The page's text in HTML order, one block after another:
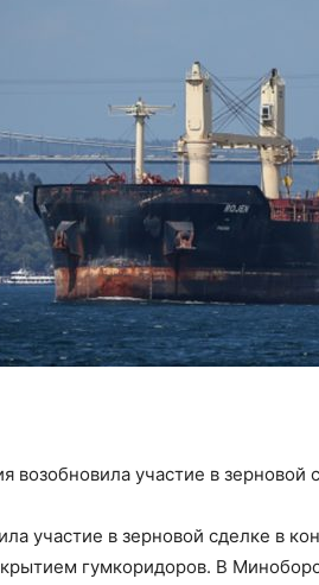
возобновила участие в
участие в зерновой сделке в
гумкоридоров. В